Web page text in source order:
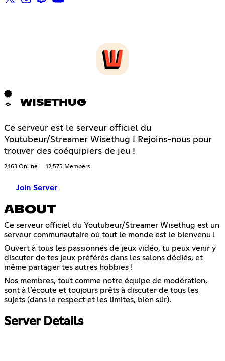
WISETHUG
Ce serveur est le serveur officiel du
Youtubeur/Streamer Wisethug ! Rejoins-nous pour
trouver des coéquipiers de jeu !
2,163 Online 12,575 Members
Join Server
ABOUT
Ce serveur officiel du Youtubeur/Streamer Wisethug est un
serveur communautaire où tout le monde est le bienvenu !
Ouvert à tous les passionnés de jeux vidéo, tu peux venir y
discuter de tes jeux préférés dans les salons dédiés, et
même partager tes autres hobbies !
Nos membres, tout comme notre équipe de modération,
sont à l’écoute et toujours prêts à discuter de tous les
sujets (dans le respect et les limites, bien sûr).
Server Details